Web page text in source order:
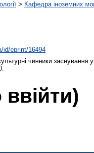
> Кафедра іноземних
id/eprint/16494
чинники заснування
ввійти)